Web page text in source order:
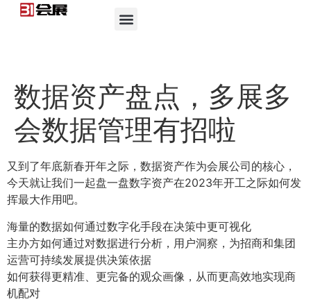
数据资产盘点，多展多
会数据管理有招啦
又到了年底新春开年之际，数据资产作为会展公司的核心，
今天就让我们一起盘一盘数字资产在2023年开工之际如何发
挥最大作用吧。
海量的数据如何通过数字化手段在决策中更可视化
主办方如何通过对数据进行分析，用户洞察，为招商和集团
运营可持续发展提供决策依据
如何获得更精准、更完备的观众画像，从而更高效地实现商
机配对